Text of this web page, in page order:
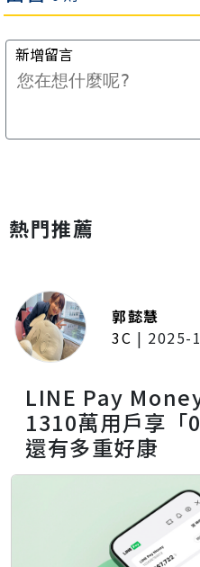
熱門推薦
郭懿慧
3C | 2025-
LINE Pay
1310萬用戶享
還有多重好康